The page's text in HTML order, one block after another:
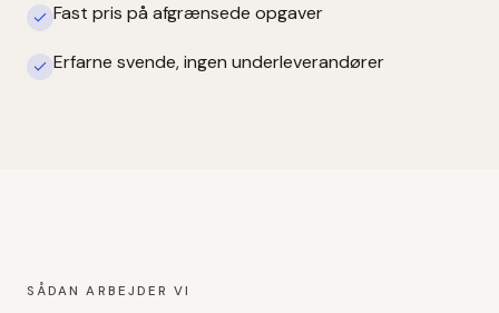
Fast pris på afgrænsede opgaver
Erfarne svende, ingen underleverandører
SÅDAN ARBEJDER VI